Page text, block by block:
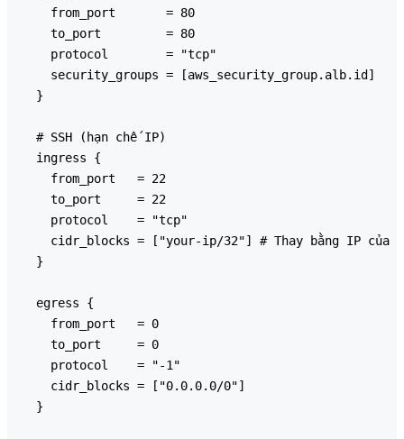
    from_port       = 80
    to_port         = 80
    protocol        = "tcp"
    security_groups = [aws_security_group.alb.id]
  }
  # SSH (hạn chế IP)
  ingress {
    from_port   = 22
    to_port     = 22
    protocol    = "tcp"
cidr_blocks = ["your-ip/32"] # Thay bằng IP của
  }
  egress {
    from_port   = 0
    to_port     = 0
    protocol    = "-1"
    cidr_blocks = ["0.0.0.0/0"]
  }